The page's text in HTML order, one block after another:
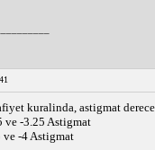
kuralinda, astigmat
ve -3.25 Astigmat
-4 Astigmat